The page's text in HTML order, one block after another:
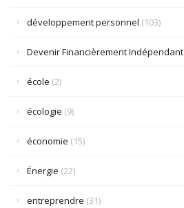
développement personnel (103)
Devenir Financièrement Indépendant
école (2)
écologie (9)
économie (15)
Énergie (22)
entreprendre (31)